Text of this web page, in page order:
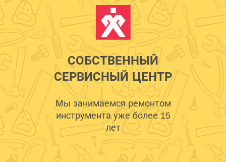
СОБСТВЕННЫЙ
СЕРВИСНЫЙ ЦЕНТР
Мы занимаемся ремонтом
инструмента уже более 15
лет